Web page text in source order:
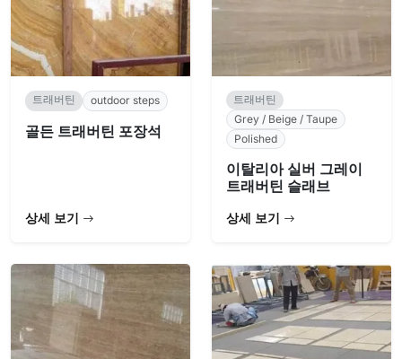
트래버틴 outdoor steps
골든 트래버틴 포장석
상세 보기
트래버틴
Grey / Beige / Taupe
Polished
이탈리아 실버 그레이
트래버틴 슬래브
상세 보기